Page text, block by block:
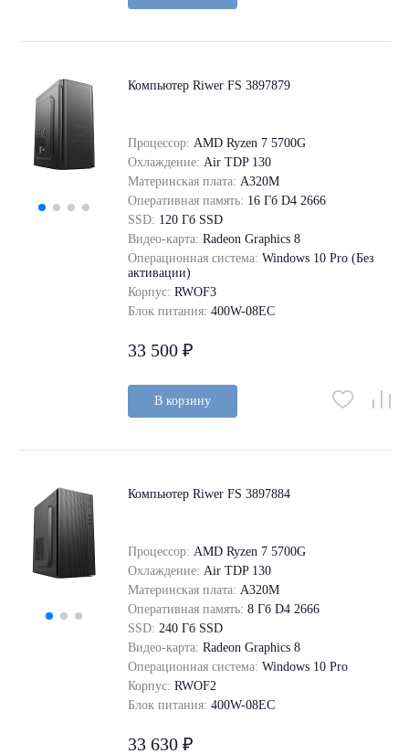
Компьютер Riwer FS 3897879
Процессор: AMD Ryzen 7 5700G
Охлаждение: Air TDP 130
Материнская плата: A320M
Оперативная память: 16 Гб D4 2666
SSD: 120 Гб SSD
Видео-карта: Radeon Graphics 8
Операционная система: Windows 10 Pro (Без
активации)
Корпус: RWOF3
Блок питания: 400W-08EC
33 500 ₽
В корзину
Компьютер Riwer FS 3897884
Процессор: AMD Ryzen 7 5700G
Охлаждение: Air TDP 130
Материнская плата: A320M
Оперативная память: 8 Гб D4 2666
SSD: 240 Гб SSD
Видео-карта: Radeon Graphics 8
Операционная система: Windows 10 Pro
Корпус: RWOF2
Блок питания: 400W-08EC
33 630 ₽